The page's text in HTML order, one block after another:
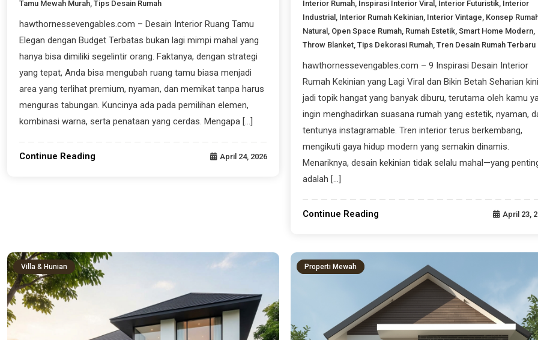
Tamu Mewah Murah,Tips Desain Rumah
hawthornessevengables.com – Desain Interior Ruang Tamu
Elegan dengan Budget Terbatas bukan lagi mimpi mahal yang
hanya bisa dimiliki segelintir orang. Faktanya, dengan strategi
yang tepat, Anda bisa mengubah ruang tamu biasa menjadi
area yang terlihat premium, nyaman, dan memikat tanpa harus
menguras tabungan. Kuncinya ada pada pemilihan elemen,
kombinasi warna, serta penataan yang cerdas. Mengapa […]
Continue Reading April 24, 2026
Interior Rumah, Inspirasi Interior Viral , Interior Futuristik, Interior
Industrial , Interior Rumah Kekinian, Interior Vintage, Konsep
Natural , Open Space Rumah, Rumah Estetik, Smart Home Modern,
Throw Blanket, Tips Dekorasi Rumah, Tren Desain Rumah Terbaru
hawthornessevengables.com – 9 Inspirasi Desain Interior
Rumah Kekinian yang Lagi Viral dan Bikin Betah Seharian kini
jadi topik hangat yang banyak diburu, terutama oleh kamu
ingin menghadirkan suasana rumah yang estetik, nyaman,
tentunya instagramable. Tren interior terus berkembang,
mengikuti gaya hidup modern yang semakin dinamis.
Menariknya, desain kekinian tidak selalu mahal—yang
adalah […]
Continue Reading April 23,
Villa & Hunian Properti Mewah